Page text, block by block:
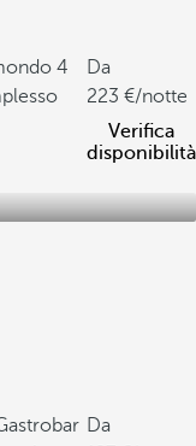
4
Da
223
/notte
Verifica
disponibilità
Da